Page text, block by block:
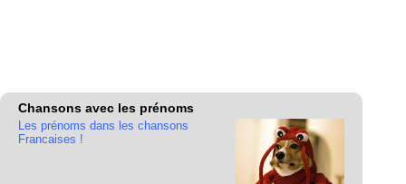
Chansons avec les prénoms
Les prénoms dans les chansons
Francaises !